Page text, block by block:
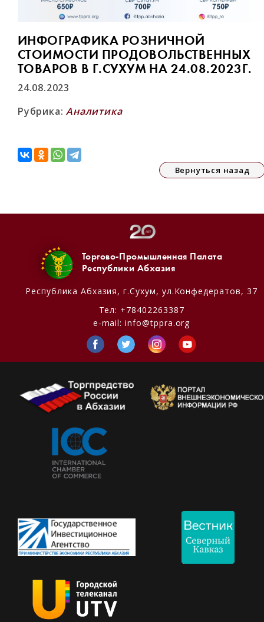
ИНФОГРАФИКА РОЗНИЧНОЙ
СТОИМОСТИ ПРОДОВОЛЬСТВЕННЫХ
ТОВАРОВ В Г.СУХУМ НА 24.08.2023Г.
24.08.2023
Рубрика:Аналитика
Вернуться назад
Торгово-Промышленная Палата
Республики Абхазия
Республика Абхазия, г.Сухум, ул.Конфедератов, 37
Тел: +78402263387
e-mail:info@tppra.org